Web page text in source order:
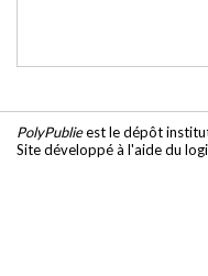
PolyPublieest le dépôt
Site développé à l'aide du